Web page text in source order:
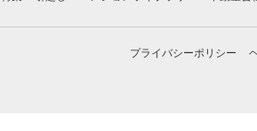
プライバシーポリシー